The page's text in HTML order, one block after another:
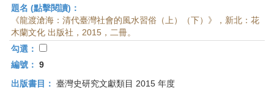
題名 (點擊閱讀)：
《龍渡滄海：清代臺灣社會的風水習俗（上）（下）》，新北：花
木蘭文化 出版社，2015，二冊。
勾選：
編號： 9
出版書目： 臺灣史研究文獻類目 2015 年度